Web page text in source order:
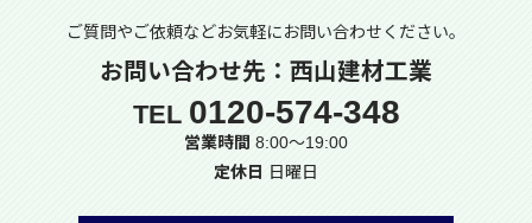
ご質問やご依頼などお気軽にお問い合わせください。
お問い合わせ先：西山建材工業
TEL 0120-574-348
営業時間 8:00～19:00
定休日
日曜日